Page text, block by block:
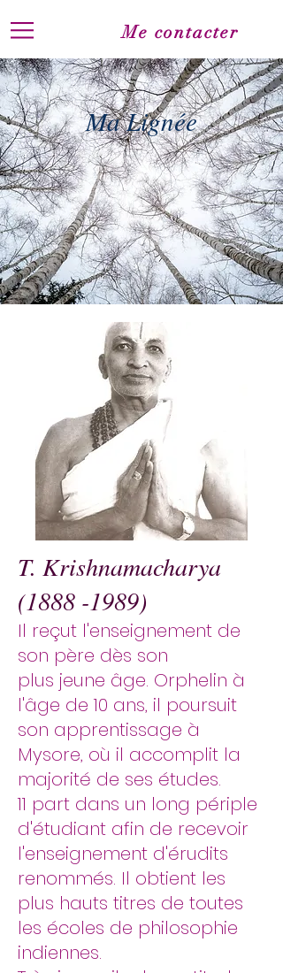
Me contacter
Ma Lignée
T. Krishnamacharya
(1888 -1989)
Il reçut l'enseignement de
son père dès son
plus jeune âge. Orphelin à
l'âge de 10 ans, il poursuit
son apprentissage à
Mysore, où il accomplit la
majorité de ses études.
11 part dans un long périple
d'étudiant afin de recevoir
l'enseignement d'érudits
renommés. Il obtient les
plus hauts titres de toutes
les écoles de philosophie
indiennes.